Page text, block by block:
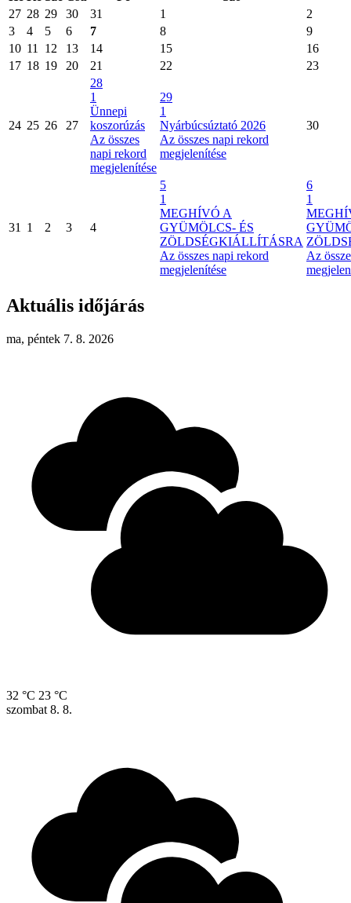
27 28 29 30 31 1
2
3
4 5 6 7 8
9
10 11 12 13 14 15
16
17 18 19 20 21 22 23
24 25 26 27
28
1
Ünnepi
koszorúzás
Az összes
napi rekord
megjelenítése
29
1
Nyárbúcsúztató 2026
Az összes napi rekord
megjelenítése
30
31 1 2 3 4
5
1
MEGHÍVÓ A
GYÜMÖLCS- ÉS
ZÖLDSÉGKIÁLLÍTÁSRA
Az összes napi rekord
megjelenítése
6
1
Az
Aktuális időjárás
ma, péntek 7. 8. 2026
32 °C 23 °C
szombat 8. 8.